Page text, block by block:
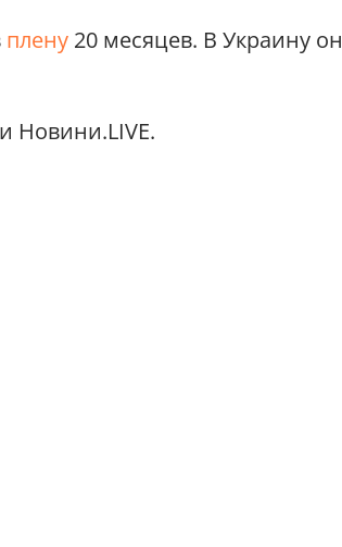
плену 20 месяцев. В Украину он
Новини.LIVE.